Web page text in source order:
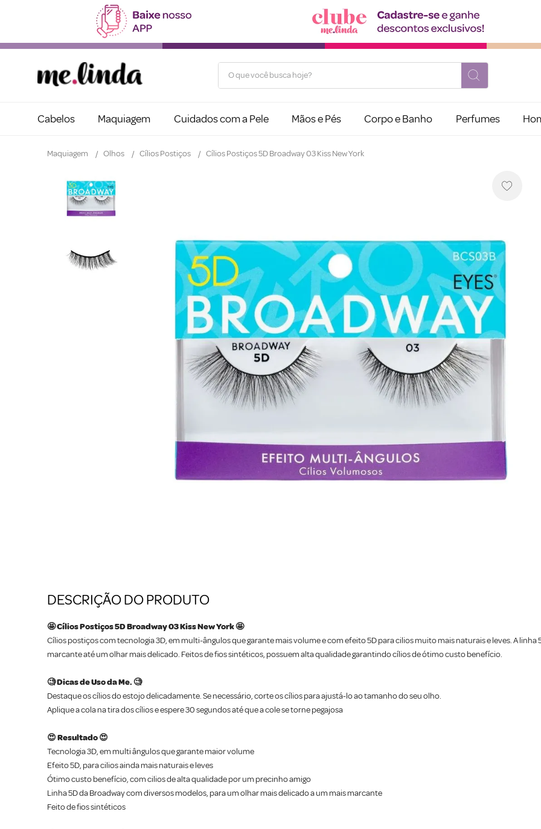
O que você busca hoje?
Cabelos Maquiagem Cuidados com a Pele Mãos e Pés Corpo e Banho Perfumes
Maquiagem Olhos Cílios Postiços Cílios Postiços 5D Broadway 03 Kiss New York
DESCRIÇÃO DO PRODUTO
🤩 Cílios Postiços 5D Broadway 03 Kiss New York 🤩
Cílios postiços com tecnologia 3D, em multi-ângulos que garante mais volume e com efeito 5D para cilios muito mais naturais e leves. A
marcante até um olhar mais delicado. Feitos de fios sintéticos, possuem alta qualidade garantindo cílios de ótimo custo benefício.
🧐 Dicas de Uso da Me. 🧐
Destaque os cílios do estojo delicadamente. Se necessário, corte os cílios para ajustá-lo ao tamanho do seu olho.
Aplique a cola na tira dos cílios e espere 30 segundos até que a cole se torne pegajosa
😍 Resultado 😍
Tecnologia 3D, em multi ângulos que garante maior volume
Efeito 5D, para cilios ainda mais naturais e leves
Ótimo custo benefício, com cilios de alta qualidade por um precinho amigo
Linha 5D da Broadway com diversos modelos, para um olhar mais delicado a um mais marcante
Feito de fios sintéticos